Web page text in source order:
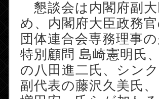
懇談会は内閣府副
め、内閣府大臣政務
団体連合会専務理事
特別顧問 島崎憲明氏
の八田進二氏、シン
副代表の藤沢久美氏